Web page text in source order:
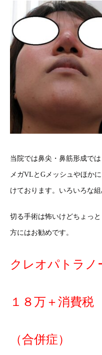
当院では鼻尖・鼻筋形成で
メガVLとGメッシュやほか
けております。いろいろな
切る手術は怖いけどちょっ
方にはお勧めです。
クレオパトラノ
１８万＋消費税
（合併症）